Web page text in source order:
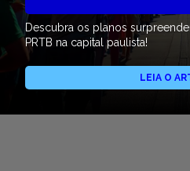
Descubra os planos
PRTB na capital paulista!
LEIA O